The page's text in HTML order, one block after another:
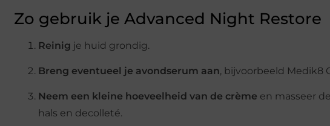
Zo gebruik je Advanced Night Restore
Reinig je huid grondig.
Breng eventueel je avondserum aan, bijvoorbeeld Medik8
Neem een kleine hoeveelheid van de crème en masseer
hals en decolleté.